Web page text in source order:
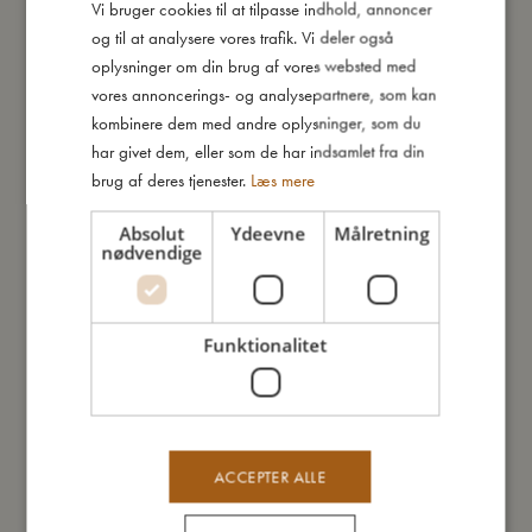
Andre kunder købte også
DANISH
GERMAN
Vi bruger cookies til at tilpasse indhold, annoncer
og til at analysere vores trafik. Vi deler også
oplysninger om din brug af vores websted med
vores annoncerings- og analysepartnere, som kan
kombinere dem med andre oplysninger, som du
har givet dem, eller som de har indsamlet fra din
brug af deres tjenester. Læs mere
Absolut
nødvendige
Ydeevne Målretning
Funktionalitet
ACCEPTER ALLE